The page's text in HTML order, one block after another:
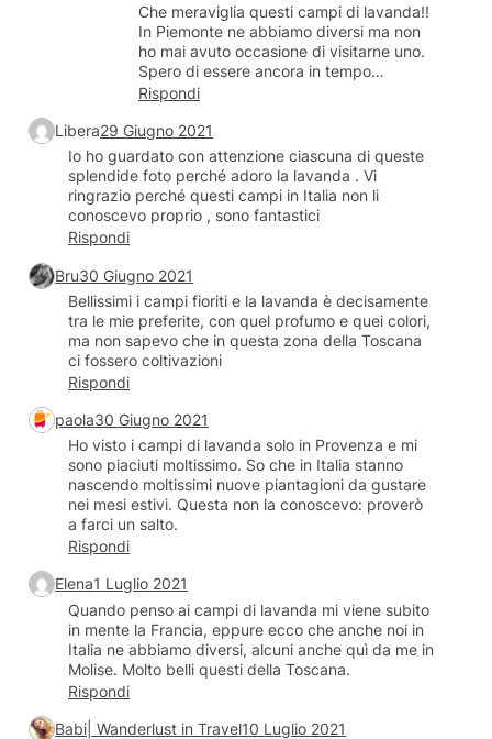
Che meraviglia questi campi di lavanda!!
In Piemonte ne abbiamo diversi ma non
ho mai avuto occasione di visitarne uno.
Spero di essere ancora in tempo…
Rispondi
Libera29 Giugno 2021
Io ho guardato con attenzione ciascuna di queste
splendide foto perché adoro la lavanda . Vi
ringrazio perché questi campi in Italia non li
conoscevo proprio , sono fantastici
Rispondi
Bru30 Giugno 2021
Bellissimi i campi fioriti e la lavanda è decisamente
tra le mie preferite, con quel profumo e quei colori,
ma non sapevo che in questa zona della Toscana
ci fossero coltivazioni
Rispondi
paola30 Giugno 2021
Ho visto i campi di lavanda solo in Provenza e mi
sono piaciuti moltissimo. So che in Italia stanno
nascendo moltissimi nuove piantagioni da gustare
nei mesi estivi. Questa non la conoscevo: proverò
a farci un salto.
Rispondi
Elena1 Luglio 2021
Quando penso ai campi di lavanda mi viene subito
in mente la Francia, eppure ecco che anche noi in
Italia ne abbiamo diversi, alcuni anche quì da me in
Molise. Molto belli questi della Toscana.
Rispondi
Babi| Wanderlust in Travel10 Luglio 2021